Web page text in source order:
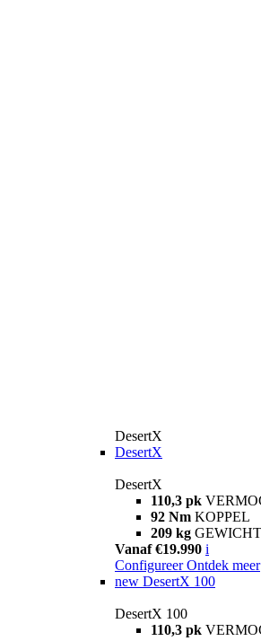
DesertX
DesertX
DesertX
110,3 pk
92 Nm KOPPEL
209 kg GEWICHT
Vanaf €19.990 i
Configureer Ontdek meer
new DesertX 100
DesertX 100
110,3 pk